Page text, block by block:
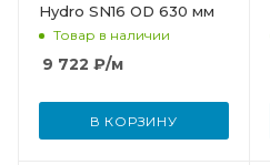
Hydro SN16 OD 630 мм
Товар в наличии
9 722 ₽/м
В КОРЗИНУ